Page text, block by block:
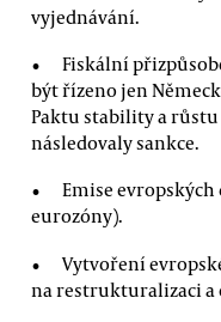
vyjednávání.
Fiskální
být řízeno jen
Paktu stability a
následovaly sankce.
Emise
eurozóny).
Vytvoření
na restrukturalizaci a